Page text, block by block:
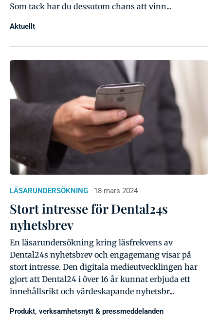
Som tack har du dessutom chans att vinn...
Aktuellt
LÄSARUNDERSÖKNING 18 mars 2024
Stort intresse för Dental24s
nyhetsbrev
En läsarundersökning kring läsfrekvens av
Dental24s nyhetsbrev och engagemang visar på
stort intresse. Den digitala medieutvecklingen har
gjort att Dental24 i över 16 år kunnat erbjuda ett
innehållsrikt och värdeskapande nyhetsbr...
Produkt, verksamhetsnytt & pressmeddelanden